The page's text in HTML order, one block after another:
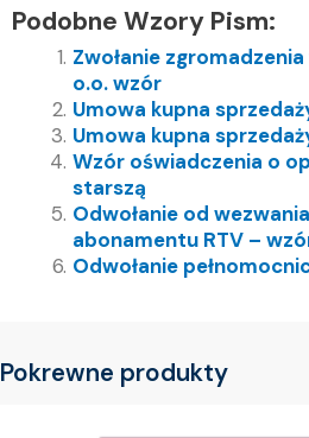
Podobne Wzory Pism:
Zwołanie
o.o. wzór
Umowa kupna
Umowa kupna
Wzór oświadczenia o
starszą
Odwołanie od
abonamentu RTV –
Odwołanie
Pokrewne produkty